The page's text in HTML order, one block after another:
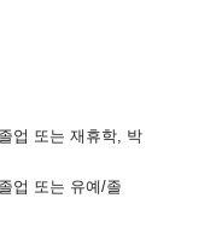
업 또는 재 휴학, 박
업 또는 유예/졸